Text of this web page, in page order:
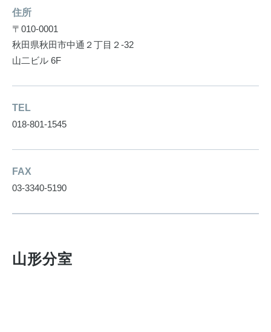
住所
〒010-0001
秋田県秋田市中通２丁目２-32
山二ビル 6F
TEL
018-801-1545
FAX
03-3340-5190
山形分室